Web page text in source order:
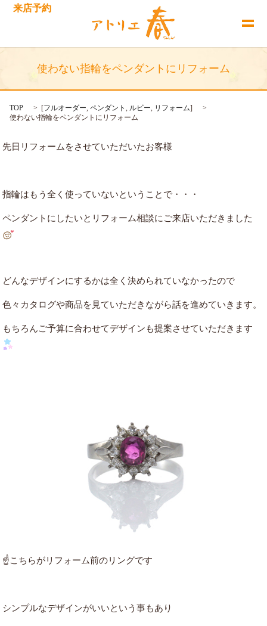
来店予約
使わない指輪をペンダントにリフォーム
TOP [フルオーダー ,ペンダント ルビー リフォーム]
使わない指輪をペンダントにリフォーム
先日リフォームをさせていただいたお客様
指輪はもう全く使っていないということで・・・
ペンダントにしたいとリフォーム相談にご来店いただきました
どんなデザインにするかは全く決められていなかったので
色々カタログや商品を見ていただきながら話を進めていきます。
もちろんご予算に合わせてデザインも提案させていただきます
☝こちらがリフォーム前のリングです
シンプルなデザインがいいという事もあり